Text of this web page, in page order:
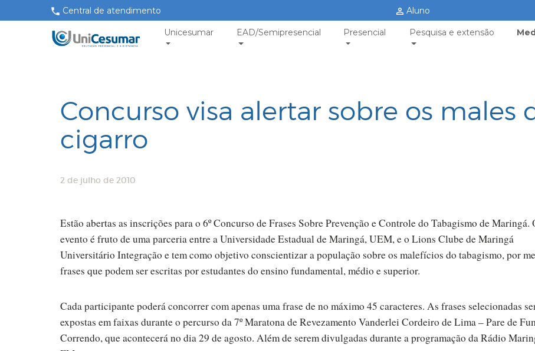
Central de atendimento Aluno
Unicesumar EAD/Semipresencial Presencial Pesquisa e extensão
Concurso visa alertar sobre os males
cigarro
2 de julho de 2010
Estão abertas as inscrições para o 6º Concurso de Frases Sobre Prevenção e Controle do Tabagismo de Maringá.
evento é fruto de uma parceria entre a Universidade Estadual de Maringá, UEM, e o Lions Clube de Maringá
Universitário Integração e tem como objetivo conscientizar a população sobre os malefícios do tabagismo, por
frases que podem ser escritas por estudantes do ensino fundamental, médio e superior.
Cada participante poderá concorrer com apenas uma frase de no máximo 45 caracteres. As frases selecionadas
expostas em faixas durante o percurso da 7º Maratona de Revezamento Vanderlei Cordeiro de Lima – Pare de
Correndo, que acontecerá no dia 29 de agosto. Além de serem divulgadas durante a programação da Rádio